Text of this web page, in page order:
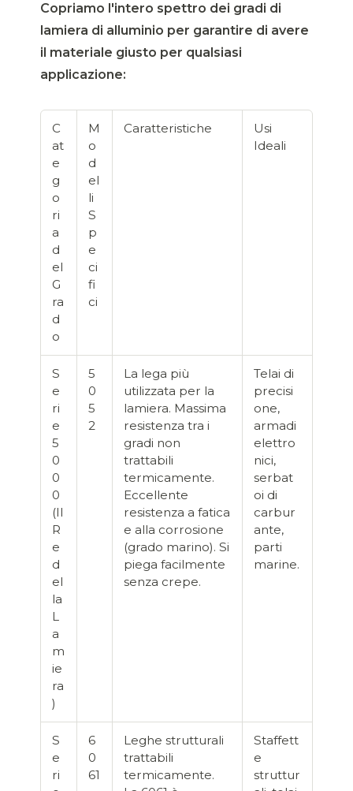
Copriamo l'intero spettro dei gradi di
lamiera di alluminio per garantire di avere
il materiale giusto per qualsiasi
applicazione:
C
at
e
g
o
ri
a
d
el
G
ra
d
o
M
o
d
el
li
S
p
e
ci
fi
ci
Caratteristiche
Usi
Ideali
S
e
ri
e
5
0
0
0
(Il
R
e
d
el
la
L
a
m
ie
ra
)
5
0
5
2
La lega più
utilizzata per la
lamiera. Massima
resistenza tra i
gradi non
trattabili
termicamente.
Eccellente
resistenza a fatica
e alla corrosione
(grado marino). Si
piega facilmente
senza crepe.
Telai di
precisi
one,
armadi
elettro
nici,
serbat
oi di
carbur
ante,
parti
marine.
S
e
ri
6
0
61
Leghe strutturali
trattabili
termicamente.
Staffett
e
struttur